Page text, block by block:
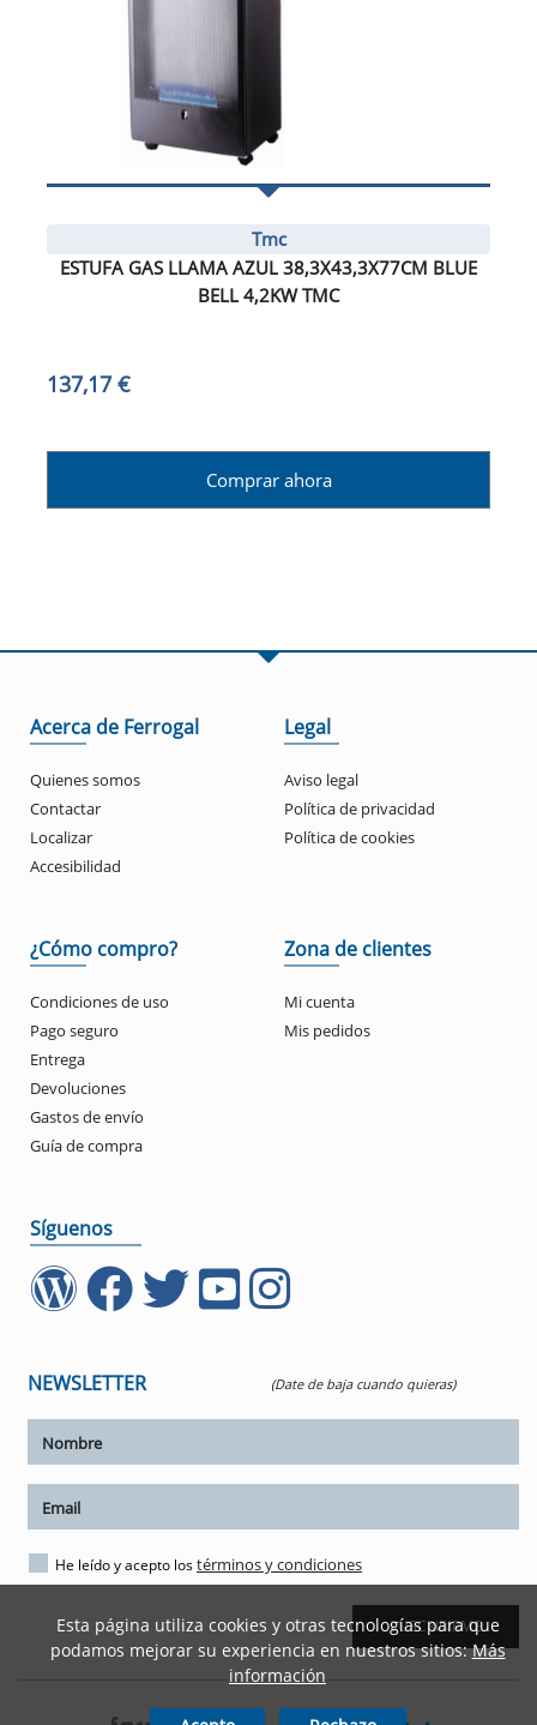
Tmc
ESTUFA GAS LLAMA AZUL 38,3X43,3X77CM BLUE
BELL 4,2KW TMC
137,17 €
Comprar ahora
Acerca de Ferrogal
Quienes somos
Contactar
Localizar
Accesibilidad
Legal
Aviso legal
Política de privacidad
Política de cookies
¿Cómo compro?
Condiciones de uso
Pago seguro
Entrega
Devoluciones
Gastos de envío
Guía de compra
Zona de clientes
Mi cuenta
Mis pedidos
Síguenos
NEWSLETTER (Date de baja cuando quieras)
He leído y acepto lostérminos y condiciones
SUSCRIBIRME
Esta página utiliza cookies y otras tecnologías para que
podamos mejorar su experiencia en nuestros sitios:Más
información
tamaño del texto
espaciado del texto